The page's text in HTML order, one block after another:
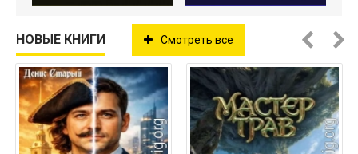
НОВЫЕ КНИГИ Смотреть все